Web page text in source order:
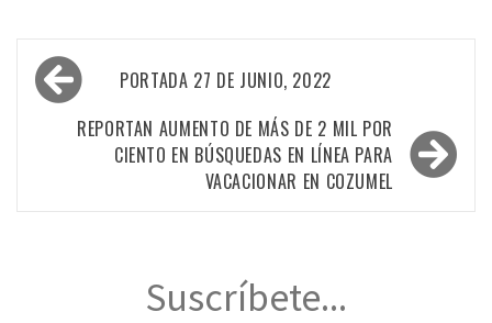
Navegación
de
entradas
PORTADA 27 DE JUNIO, 2022
REPORTAN AUMENTO DE MÁS DE 2 MIL POR
CIENTO EN BÚSQUEDAS EN LÍNEA PARA
VACACIONAR EN COZUMEL
Suscríbete...